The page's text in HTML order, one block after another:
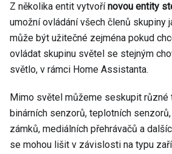
Z několika entit vytvořínovou entity
umožní ovládání všech členů skupiny
může být užitečné zejména pokud
ovládat skupinu světel se stejným
světlo, v rámci Home Assistanta.
Mimo světel můžeme seskupit různé
binárních senzorů, teplotních
zámků, mediálních přehrávačů a
se mohou lišit v závislosti na typu